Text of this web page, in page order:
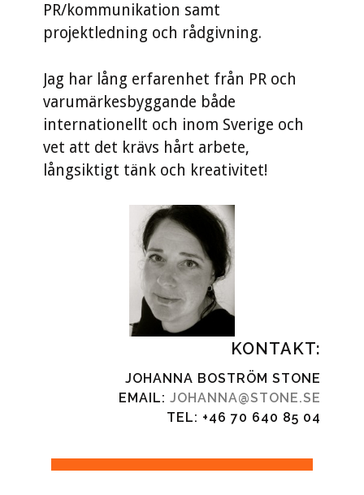
PR/kommunikation samt
projektledning och rådgivning.
Jag har lång erfarenhet från PR och
varumärkesbyggande både
internationellt och inom Sverige och
vet att det krävs hårt arbete,
långsiktigt tänk och kreativitet!
KONTAKT:
JOHANNA BOSTRÖM STONE
EMAIL:JOHANNA@STONE.SE
TEL: +46 70 640 85 04